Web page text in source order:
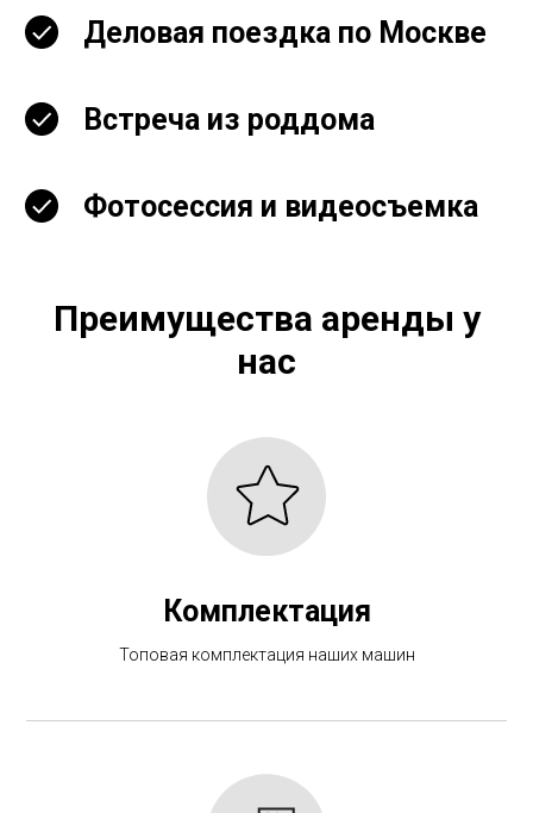
Деловая поездка по Москве
Встреча из роддома
Фотосессия и видеосъемка
Преимущества аренды у
нас
Комплектация
Топовая комплектация наших машин